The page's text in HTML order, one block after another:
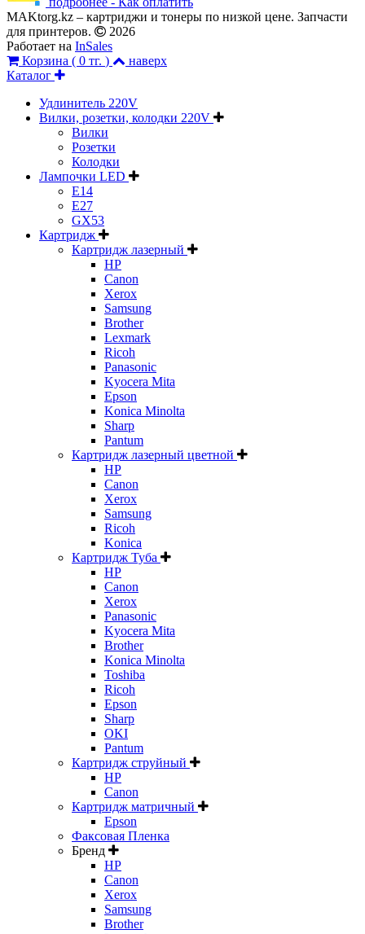
MAKtorg.kz – картриджи и тонеры по низкой цене. Запчасти
для принтеров.
2026
Работает на InSales
Корзина ( 0 тг. )
наверх
Каталог
Удлинитель 220V
Вилки, розетки, колодки 220V
Вилки
Розетки
Колодки
Лампочки LED
E14
E27
GX53
Картридж
Картридж лазерный
HP
Canon
Xerox
Samsung
Brother
Lexmark
Ricoh
Panasonic
Kyocera Mita
Epson
Konica Minolta
Sharp
Pantum
Картридж лазерный цветной
HP
Canon
Xerox
Samsung
Ricoh
Konica
Картридж Туба
HP
Canon
Xerox
Panasonic
Kyocera Mita
Brother
Konica Minolta
Toshiba
Ricoh
Epson
Sharp
OKI
Pantum
Картридж струйный
HP
Canon
Картридж матричный
Epson
Факсовая Пленка
Бренд
HP
Canon
Xerox
Samsung
Brother